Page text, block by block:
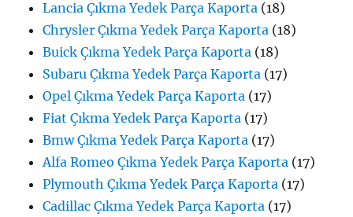
Lancia Çıkma Yedek Parça Kaporta (18)
Chrysler Çıkma Yedek Parça Kaporta (18)
Buick Çıkma Yedek Parça Kaporta (18)
Subaru Çıkma Yedek Parça Kaporta (17)
Opel Çıkma Yedek Parça Kaporta (17)
Fiat Çıkma Yedek Parça Kaporta (17)
Bmw Çıkma Yedek Parça Kaporta (17)
Alfa Romeo Çıkma Yedek Parça Kaporta (17)
Plymouth Çıkma Yedek Parça Kaporta (17)
Cadillac Çıkma Yedek Parça Kaporta (17)